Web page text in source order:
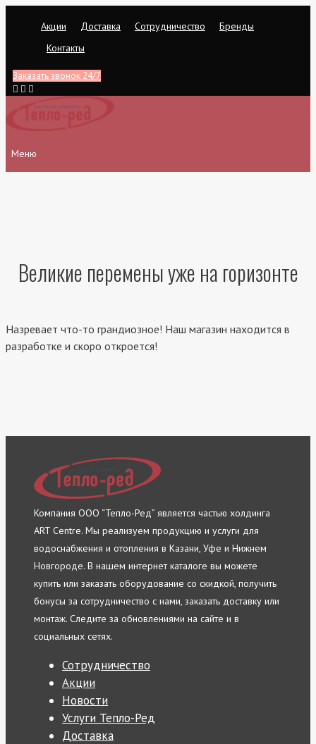
содержимому
Акции Доставка Сотрудничество
Бренды
Контакты
Заказать звонок 24/7
Меню
Великие перемены уже на горизонте
Назревает что-то грандиозное! Наш магазин находится в
разработке и скоро откроется!
Компания ООО “Тепло-Ред” является частью холдинга
ART Centre. Мы реализуем продукцию и услуги для
водоснабжения и отопления в Казани, Уфе и Нижнем
Новгороде. В нашем интернет каталоге вы можете
купить или заказать оборудование со скидкой, получить
бонусы за сотрудничество с нами, заказать доставку или
монтаж. Следите за обновлениями на сайте и в
социальных сетях.
Сотрудничество
Акции
Новости
Услуги Тепло-Ред
Доставка